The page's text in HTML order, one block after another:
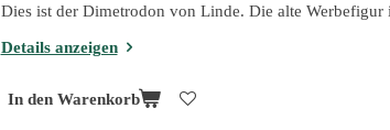
Dies ist der Dimetrodon von Linde. Die alte Werbefigur
Details anzeigen
In den Warenkorb